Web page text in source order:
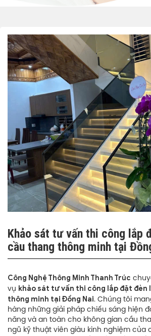
Khảo sát tư vấn thi công lắp
cầu thang thông minh tại
Công Nghệ Thông Minh Thanh Trúc
vụ khảo sát tư vấn thi công lắp đặt đèn
thông minh tại Đồng Nai. Chúng tôi
hàng những giải pháp chiếu sáng hiện
năng và an toàn cho không gian cầu
ngũ kỹ thuật viên giàu kinh nghiệm của